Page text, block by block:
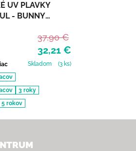
UV PLAVKY
- BUNNY
32,21 €
37,90 €
Skladom
(3 ks)
3 roky
5 rokov